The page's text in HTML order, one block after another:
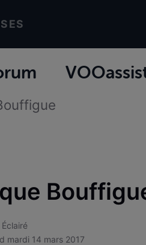
Éclairé
mardi 14 mars 2017